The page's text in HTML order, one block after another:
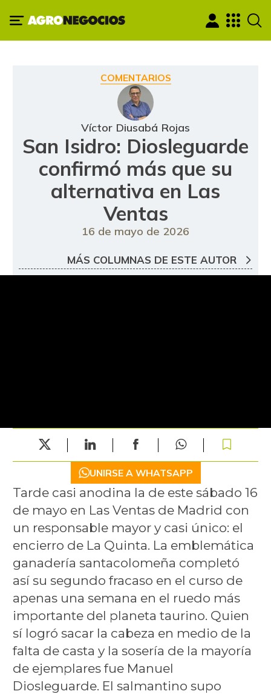
COMENTARIOS
Víctor Diusabá Rojas
San Isidro: Diosleguarde
confirmó más que su
alternativa en Las
Ventas
16 de mayo de 2026
MÁS COLUMNAS DE ESTE AUTOR
UNIRSE A WHATSAPP
Tarde casi anodina la de este sábado 16
de mayo en Las Ventas de Madrid con
un responsable mayor y casi único: el
encierro de La Quinta. La emblemática
ganadería santacolomeña completó
así su segundo fracaso en el curso de
apenas una semana en el ruedo más
importante del planeta taurino. Quien
sí logró sacar la cabeza en medio de la
falta de casta y la sosería de la mayoría
de ejemplares fue Manuel
Diosleguarde. El salmantino supo